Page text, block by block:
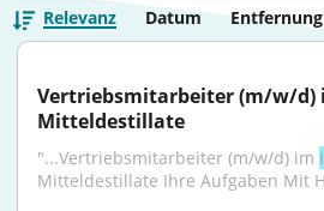
Relevanz Datum Entfernung
Vertriebsmitarbeiter (m/w/d)
Mitteldestillate
"...Vertriebsmitarbeiter (m/w/d) im
Mitteldestillate Ihre Aufgaben Mit